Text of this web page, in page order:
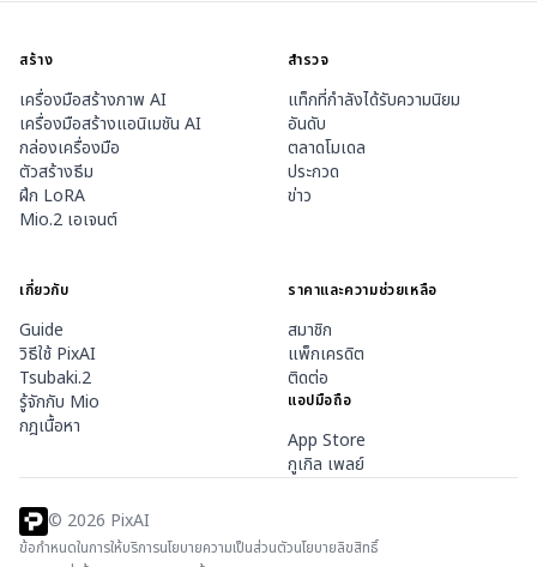
สร้าง
เครื่องมือสร้างภาพ AI
เครื่องมือสร้างแอนิเมชัน AI
กล่องเครื่องมือ
ตัวสร้างธีม
ฝึก LoRA
Mio.2 เอเจนต์
สำรวจ
แท็กที่กำลังได้รับความนิยม
อันดับ
ตลาดโมเดล
ประกวด
ข่าว
เกี่ยวกับ
Guide
วิธีใช้ PixAI
Tsubaki.2
รู้จักกับ Mio
กฎเนื้อหา
ราคาและความช่วยเหลือ
สมาชิก
แพ็กเครดิต
ติดต่อ
แอปมือถือ
App Store
กูเกิล เพลย์
© 2026 PixAI
ข้อกำหนดในการให้บริการนโยบายความเป็นส่วนตัวนโยบายลิขสิทธิ์